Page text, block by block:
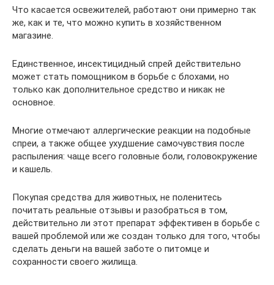
Что касается освежителей, работают они примерно так
же, как и те, что можно купить в хозяйственном
магазине.
Единственное, инсектицидный спрей действительно
может стать помощником в борьбе с блохами, но
только как дополнительное средство и никак не
основное.
Многие отмечают аллергические реакции на подобные
спреи, а также общее ухудшение самочувствия после
распыления: чаще всего головные боли, головокружение
и кашель.
Покупая средства для животных, не поленитесь
почитать реальные отзывы и разобраться в том,
действительно ли этот препарат эффективен в борьбе с
вашей проблемой или же создан только для того, чтобы
сделать деньги на вашей заботе о питомце и
сохранности своего жилища.